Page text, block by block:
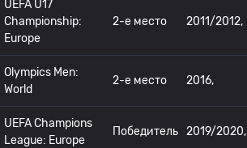
UEFA U17
Championship:
Europe
2-е место 2011/2012,
Olympics Men:
World
2-е место 2016,
UEFA Champions
League: Europe
Победитель 2019/2020,